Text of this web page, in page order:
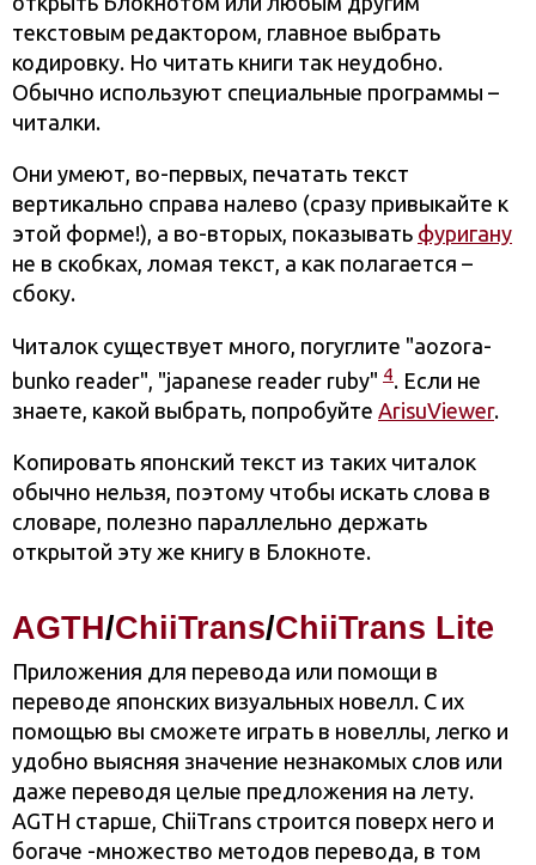
текстовым редактором, главное выбрать
кодировку. Но читать книги так неудобно.
Обычно используют специальные программы –
читалки.
Они умеют, во-первых, печатать текст
вертикально справа налево (сразу привыкайте к
этой форме!), а во-вторых, показывать фуригану
не в скобках, ломая текст, а как полагается –
сбоку.
Читалок существует много, погуглите "aozora-
bunko reader", "japanese reader ruby" 4. Если не
знаете, какой выбрать, попробуйте ArisuViewer.
Копировать японский текст из таких читалок
обычно нельзя, поэтому чтобы искать слова в
словаре, полезно параллельно держать
открытой эту же книгу в Блокноте.
AGTH/ChiiTrans/ChiiTrans Lite
Приложения для перевода или помощи в
переводе японских визуальных новелл. С их
помощью вы сможете играть в новеллы, легко и
удобно выясняя значение незнакомых слов или
даже переводя целые предложения на лету.
AGTH старше, ChiiTrans строится поверх него и
богаче -множество методов перевода, в том